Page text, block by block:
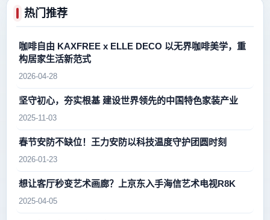
热门推荐
咖啡自由 KAXFREE x ELLE DECO 以无界咖啡美学，重
构居家生活新范式
2026-04-28
坚守初心，夯实根基 建设世界领先的中国特色家装产业
2025-11-03
春节安防不缺位！王力安防以科技温度守护团圆时刻
2026-01-23
想让客厅秒变艺术画廊？上京东入手海信艺术电视R8K
2025-04-05